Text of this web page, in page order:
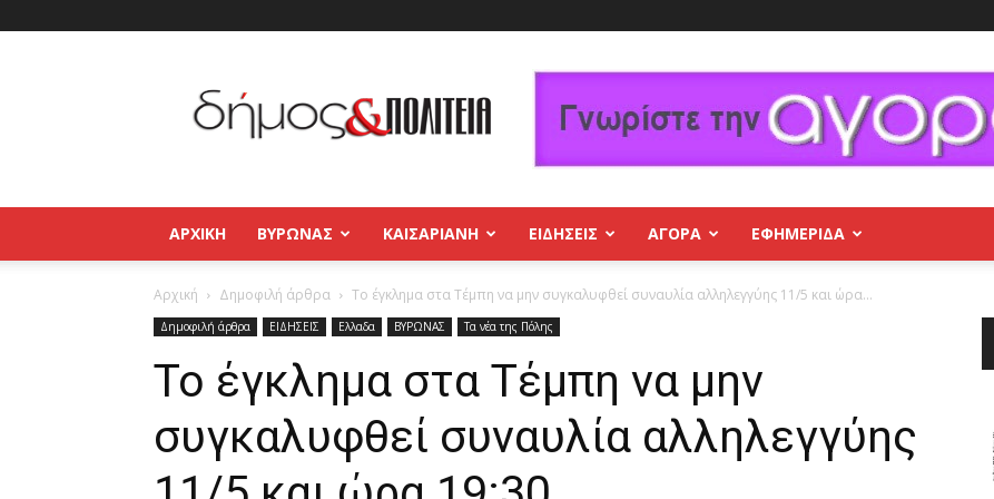
και
Πολιτεία
Βύρωνας
–
Παγκράτι
ΑΡΧΙΚΉ ΒΥΡΩΝΑΣ ΚΑΙΣΑΡΙΑΝΗ ΕΙΔΗΣΕΙΣ ΑΓΟΡΑ ΕΦΗΜΕΡΊΔΑ
Αρχική Δημοφιλή άρθρα Το έγκλημα στα Τέμπη να μην συγκαλυφθεί συναυλία αλληλεγγύης 11/5 και ώρα...
Δημοφιλή άρθρα ΕΙΔΗΣΕΙΣ Ελλαδα ΒΥΡΩΝΑΣ Τα νέα της Πόλης
Το έγκλημα στα Τέμπη να μην
συγκαλυφθεί συναυλία αλληλεγγύης